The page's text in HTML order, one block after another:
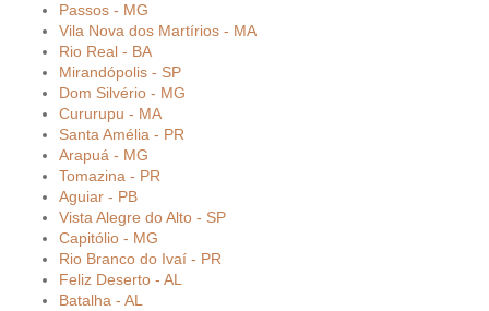
Passos - MG
Vila Nova dos Martírios - MA
Rio Real - BA
Mirandópolis - SP
Dom Silvério - MG
Cururupu - MA
Santa Amélia - PR
Arapuá - MG
Tomazina - PR
Aguiar - PB
Vista Alegre do Alto - SP
Capitólio - MG
Rio Branco do Ivaí - PR
Feliz Deserto - AL
Batalha - AL